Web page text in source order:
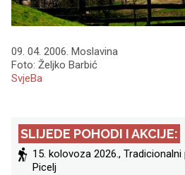
09. 04. 2006. Moslavina
Foto: Željko Barbić
SvjeBa
SLIJEDE POHODI I AKCIJE:
15. kolovoza 2026.,
Picelj